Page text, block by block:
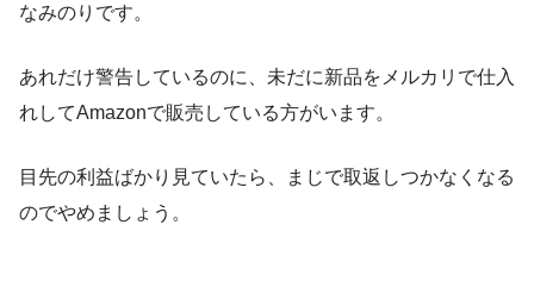
なみのりです。
あれだけ警告しているのに、未だに新品をメルカリで仕入
れしてAmazonで販売している方がいます。
目先の利益ばかり見ていたら、まじで取返しつかなくなる
のでやめましょう。